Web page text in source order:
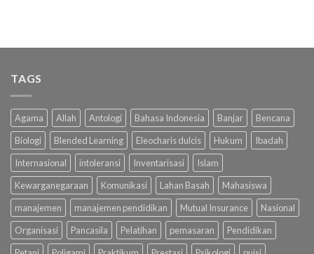
TAGS
Agama Allah Antologi Bahasa Indonesia Banjar
Bencana
Biologi
Blended Learning Eleocharis dulcis Hukum
Ibadah
Internasional
intoleransi Inventarisasi
Islam
Kewarganegaraan
Komunikasi Lahan Basah
Mahasiswa
manajemen
manajemen pendidikan Mutual Insurance
Nasional
Organisasi
Pancasila Pelatihan pemasaran
Pendidikan